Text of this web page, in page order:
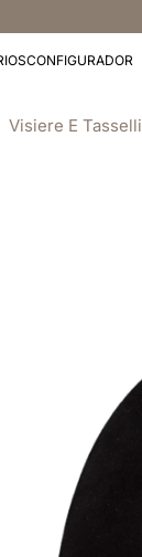
CONFIGURADOR
Visiere E Tasselli